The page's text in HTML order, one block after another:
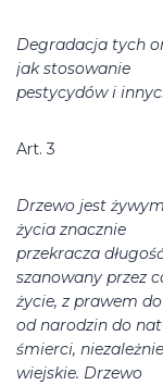
Degradacja tych
jak stosowanie
pestycydów i
Art. 3
Drzewo jest
życia znacznie
przekracza
szanowany przez
życie, z prawem
od narodzin do
śmierci,
wiejskie. Drzewo